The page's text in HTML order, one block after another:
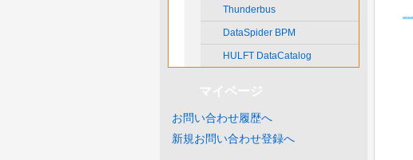
Thunderbus
DataSpider BPM
HULFT DataCatalog
お問い合わせ履歴へ
新規お問い合わせ登録へ